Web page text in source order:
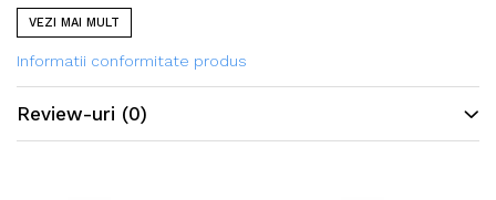
de viață a anvelopelor agricole
🔎 Caracteristici principale
Produsele Kabat vin cu tipuri de valve variate precum
TR218A, TR15, TR13 sau V3.02.11 și V3.06.8, adaptate
pentru jante agricole, industriale și de camion. De
VEZI MAI MULT
Informatii conformitate produs
Review-uri (0)